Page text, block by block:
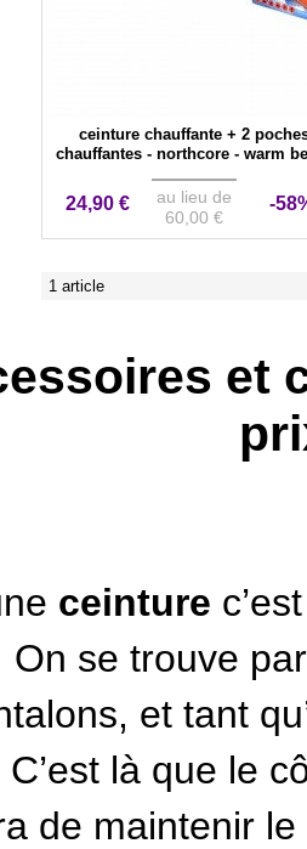
ceinture chauffante + 2
chauffantes - northcore - warm
24,90 €
au lieu de
60,00 €
-
1 article
et
ceinture
On se trouve
et tant
là que le
de maintenir